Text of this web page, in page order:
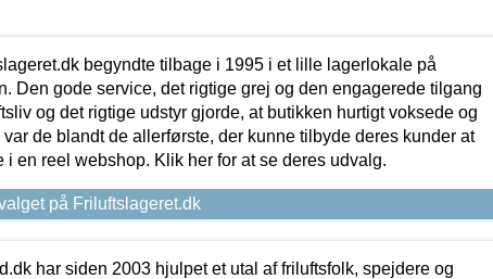
begyndte tilbage i 1995 i et lille lagerlokale på
Den gode service, det rigtige grej og den engagerede tilgang
og det rigtige udstyr gjorde, at butikken hurtigt voksede og
var de blandt de allerførste, der kunne tilbyde deres kunder at
i en reel webshop. Klik her for at se deres udvalg.
på Friluftslageret.dk
har siden 2003 hjulpet et utal af friluftsfolk, spejdere og